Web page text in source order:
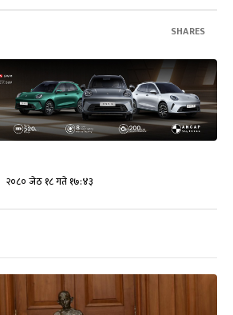
SHARES
२०८० जेठ १८ गते १७:४३